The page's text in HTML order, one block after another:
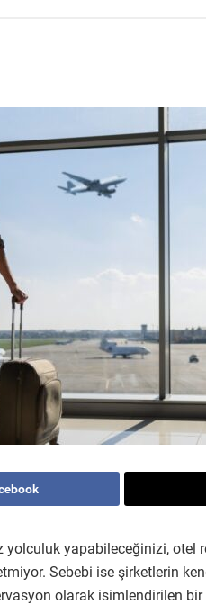
yolculuk yapabileceğinizi, otel
Sebebi ise şirketlerin
olarak isimlendirilen